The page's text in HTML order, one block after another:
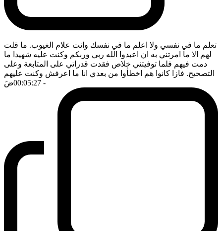
تعلم ما في نفسي ولا اعلم ما في نفسك وانت علام الغيوب. ما قلت
لهم الا ما امرتني به ان اعبدوا الله ربي وربكم وكنت عليه شهيدا ما
دمت فيهم فلما توفيتني خلاص فقدت قدراتي على المتابعة وعلى
التصحيح. فازا كانوا هم اخطأوا من بعدي انا ما اعرفش وكنت عليهم
- 00:05:27
ضَ